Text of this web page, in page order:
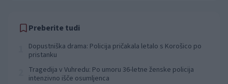
Preberite tudi
Dopustniška drama: Policija pričakala letalo s Korošico po
pristanku
Tragedija v Vuhredu: Po umoru 36-letne ženske policija
intenzivno išče osumljenca